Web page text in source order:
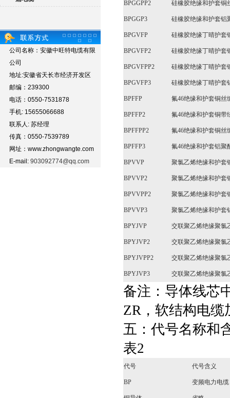
公司名称：安徽中旺特电缆有限
公司
地址:安徽省天长市经济开发区
邮编：239300
电话：0550-7531878
手机: 15655066688
联系人: 苏经理
传真：0550-7539789
网址：www.zhongwangte.com
E-mail: 903092774@qq.com
BPGGPP2 硅橡胶绝缘和护套铜
BPGGP3 硅橡胶绝缘和护套铝
BPGVFP 硅橡胶绝缘丁晴护套
BPGVFP2 硅橡胶绝缘丁晴护套
BPGVFPP2 硅橡胶绝缘丁晴护套
BPGVFP3 硅橡胶绝缘丁晴护套
BPFFP 氟46绝缘和护套铜丝
BPFFP2 氟46绝缘和护套铜带
BPFFPP2 氟46绝缘和护套铜丝
BPFFP3 氟46绝缘和护套铝聚
BPVVP 聚氯乙烯绝缘和护套
BPVVP2 聚氯乙烯绝缘和护套
BPVVPP2 聚氯乙烯绝缘和护套
BPVVP3 聚氯乙烯绝缘和护套
BPYJVP 交联聚乙烯绝缘聚氯
BPYJVP2 交联聚乙烯绝缘聚氯
BPYJVPP2 交联聚乙烯绝缘聚氯
BPYJVP3 交联聚乙烯绝缘聚氯
备注：导体线芯
ZR，软结构电缆
五：代号名称和
表2
代号 代号含义
BP 变频电力电缆